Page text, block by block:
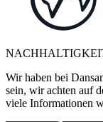
Wir haben bei
sein, wir achten auf
viele Informationen